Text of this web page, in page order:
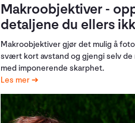
Makroobjektiver -
detaljene du ellers
Makroobjektiver gjør det mulig å
svært kort avstand og gjengi selv de
med imponerende skarphet.
Les mer